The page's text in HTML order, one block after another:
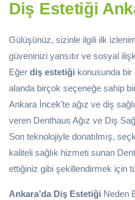
Diş Estetiği
Gülüşünüz, sizinle ilgili ilk
güveninizi yansıtır ve sosyal
Eğer diş estetiği konusunda bir
alanda birçok seçeneğe sahip
Ankara İncek’te ağız ve diş
veren Denthaus Ağız ve Diş
Son teknolojiyle donatılmış,
kaliteli sağlık hizmeti sunan
ettiğiniz gibi şekillendirmek için
Ankara’da Diş Estetiği Neden